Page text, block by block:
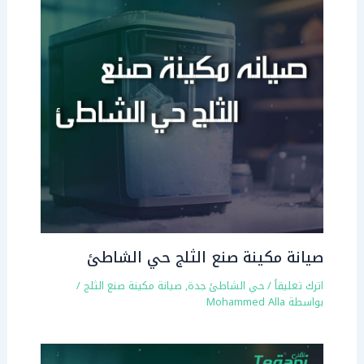
صيانة مكينة صنع الثلج حي الشاطئ
اترك تعليقاً/حي الشاطئ جدة, صيانة مكينة صنع الثلج /
بواسطة Mohammed Alla